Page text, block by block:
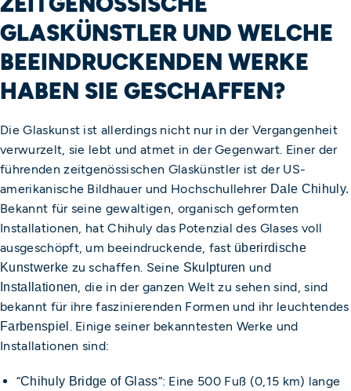
GLASKÜNSTLER UND WELCHE
BEEINDRUCKENDEN WERKE
HABEN SIE GESCHAFFEN?
Die Glaskunst ist allerdings nicht nur in der Vergangenheit
verwurzelt, sie lebt und atmet in der Gegenwart. Einer der
führenden zeitgenössischen Glaskünstler ist der US-
amerikanische Bildhauer und Hochschullehrer Dale Chihuly.
Bekannt für seine gewaltigen, organisch geformten
Installationen, hat Chihuly das Potenzial des Glases voll
ausgeschöpft, um beeindruckende, fast überirdische
Kunstwerke zu schaffen. Seine Skulpturenund
Installationen , die in der ganzen Welt zu sehen sind, sind
bekannt für ihre faszinierenden Formen und ihr leuchtendes
Farbenspiel
. Einige seiner bekanntesten Werke und
Installationen sind:
“Chihuly Bridge of Glass“: Eine 500 Fuß (0,15 km) lange